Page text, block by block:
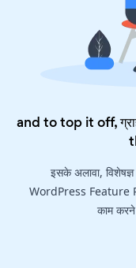
and to top it off,
इसके अलावा,
WordPress Feature
काम करने